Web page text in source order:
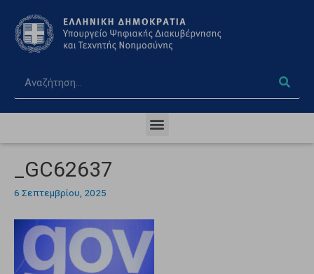
_GC62637
6 Σεπτεμβρίου, 2025